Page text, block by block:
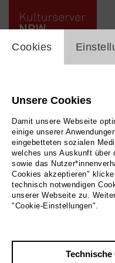
Folkwang
Cookies
Unsere Cookies
Damit unsere Webseite
einige unserer
eingebetteten sozialen
welches uns Auskunft über
sowie das
Cookies akzeptieren"
technisch notwendigen
unserer Webseite zu.
"Cookie-Einstellungen".
Technische